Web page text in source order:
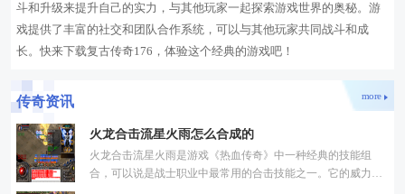
斗和升级来提升自己的实力，与其他玩家一起探索游戏世界的奥秘。游
戏提供了丰富的社交和团队合作系统，可以与其他玩家共同战斗和成
长。快来下载复古传奇176，体验这个经典的游戏吧！
传奇资讯 more
火龙合击流星火雨怎么合成的
火龙合击流星火雨是游戏《热血传奇》中一种经典的技能组
合，可以说是战士职业中最常用的合击技能之一。它的威力强